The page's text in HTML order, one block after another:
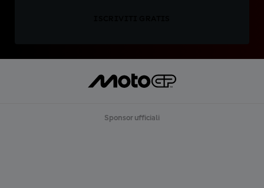
Sponsor ufficiali